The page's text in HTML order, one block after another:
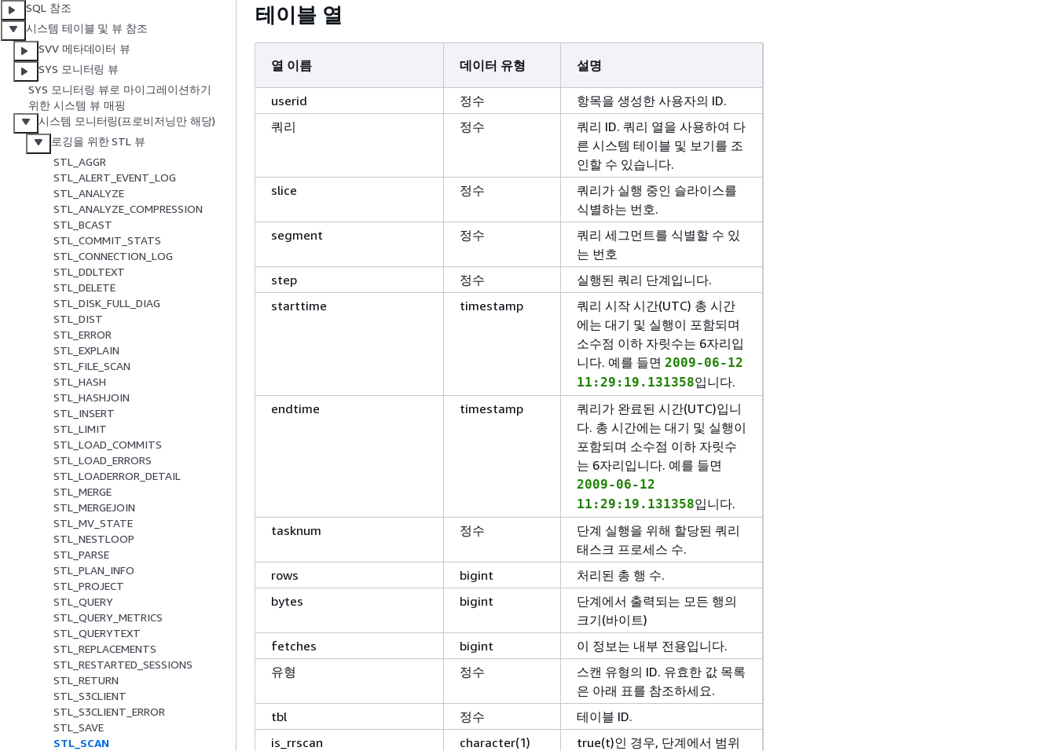
SQL 참조
시스템 테이블 및 뷰 참조
SVV 메타데이터 뷰
SYS 모니터링 뷰
SYS 모니터링 뷰로 마이그레이션하기
위한 시스템 뷰 매핑
시스템 모니터링(프로비저닝만 해당)
로깅을 위한 STL 뷰
STL_AGGR
STL_ALERT_EVENT_LOG
STL_ANALYZE
STL_ANALYZE_COMPRESSION
STL_BCAST
STL_COMMIT_STATS
STL_CONNECTION_LOG
STL_DDLTEXT
STL_DELETE
STL_DISK_FULL_DIAG
STL_DIST
STL_ERROR
STL_EXPLAIN
STL_FILE_SCAN
STL_HASH
STL_HASHJOIN
STL_INSERT
STL_LIMIT
STL_LOAD_COMMITS
STL_LOAD_ERRORS
STL_LOADERROR_DETAIL
STL_MERGE
STL_MERGEJOIN
STL_MV_STATE
STL_NESTLOOP
STL_PARSE
STL_PLAN_INFO
STL_PROJECT
STL_QUERY
STL_QUERY_METRICS
STL_QUERYTEXT
STL_REPLACEMENTS
STL_RESTARTED_SESSIONS
STL_RETURN
STL_S3CLIENT
STL_S3CLIENT_ERROR
STL_SAVE
STL_SCAN
테이블 열
열 이름 데이터 유형 설명
userid 정수
항목을 생성한 사용자의 ID.
쿼리
정수
쿼리 ID. 쿼리 열을 사용하여 다
른 시스템 테이블 및 보기를 조
인할 수 있습니다.
slice
정수
쿼리가 실행 중인 슬라이스를
식별하는 번호.
segment
정수
쿼리 세그먼트를 식별할 수 있
는 번호
step
정수
실행된 쿼리 단계입니다.
starttime
timestamp
쿼리 시작 시간(UTC) 총 시간
에는 대기 및 실행이 포함되며
소수점 이하 자릿수는 6자리입
니다. 예를 들면 2009-06-12
11:29:19.131358입니다.
endtime
timestamp
쿼리가 완료된 시간(UTC)입니
다. 총 시간에는 대기 및 실행이
포함되며 소수점 이하 자릿수
는 6자리입니다. 예를 들면
2009-06-12
11:29:19.131358입니다.
tasknum
정수
단계 실행을 위해 할당된 쿼리
태스크 프로세스 수.
rows
bigint
처리된 총 행 수.
bytes
bigint
단계에서 출력되는 모든 행의
크기(바이트)
fetches
bigint
이 정보는 내부 전용입니다.
유형
정수
스캔 유형의 ID. 유효한 값 목록
은 아래 표를 참조하세요.
tbl
정수
테이블 ID.
is_rrscan
character(1)
true(t)인 경우, 단계에서 범위